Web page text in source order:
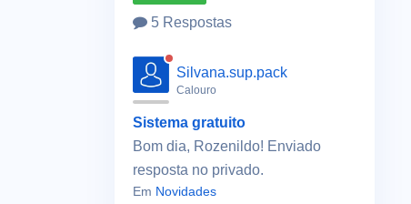
5 Respostas
Silvana.sup.pack
Calouro
Sistema gratuito
Bom dia, Rozenildo! Enviado
resposta no privado.
Em Novidades